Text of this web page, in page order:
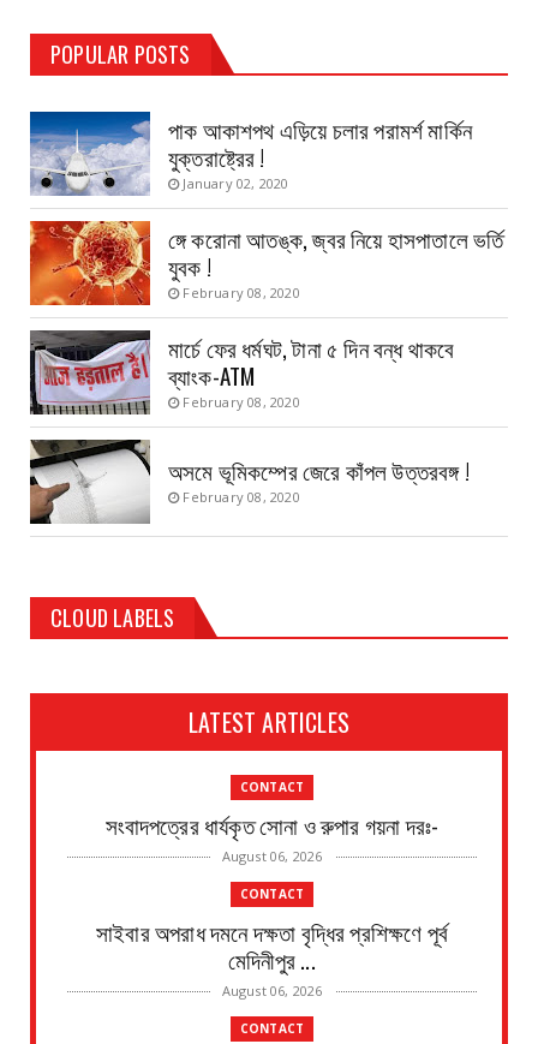
POPULAR POSTS
TEST PAGE
August 14, 2019
পাক আকাশপথ এড়িয়ে চলার পরামর্শ মার্কিন
যুক্তরাষ্ট্রের !
January 02, 2020
ঙ্গে করোনা আতঙ্ক, জ্বর নিয়ে হাসপাতালে ভর্তি
যুবক !
February 08, 2020
মার্চে ফের ধর্মঘট, টানা ৫ দিন বন্ধ থাকবে
ব্যাংক-ATM
February 08, 2020
অসমে ভূমিকম্পের জেরে কাঁপল উত্তরবঙ্গ !
February 08, 2020
CLOUD LABELS
LATEST ARTICLES
CONTACT
সংবাদপত্রের ধার্যকৃত সোনা ও রুপার গয়না দরঃ-
August 06, 2026
CONTACT
সাইবার অপরাধ দমনে দক্ষতা বৃদ্ধির প্রশিক্ষণে পূর্ব
মেদিনীপুর ...
August 06, 2026
CONTACT